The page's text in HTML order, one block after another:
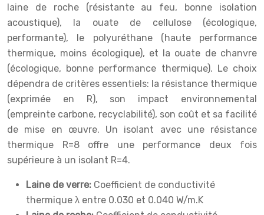
laine de roche (résistante au feu, bonne isolation
acoustique), la ouate de cellulose (écologique,
performante), le polyuréthane (haute performance
thermique, moins écologique), et la ouate de chanvre
(écologique, bonne performance thermique). Le choix
dépendra de critères essentiels: la résistance thermique
(exprimée en R), son impact environnemental
(empreinte carbone, recyclabilité), son coût et sa facilité
de mise en œuvre. Un isolant avec une résistance
thermique R=8 offre une performance deux fois
supérieure à un isolant R=4.
Laine de verre: Coefficient de conductivité
thermique λ entre 0.030 et 0.040 W/m.K